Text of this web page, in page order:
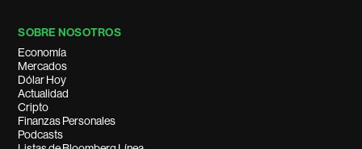
SOBRE NOSOTROS
Economía
Mercados
Dólar Hoy
Actualidad
Cripto
Finanzas Personales
Podcasts